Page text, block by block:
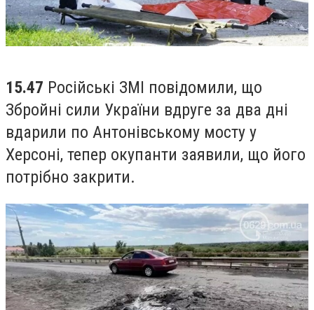
15.47 Російські ЗМІ повідомили, що
Збройні сили України вдруге за два дні
вдарили по Антонівському мосту у
Херсоні, тепер окупанти заявили, що його
потрібно закрити.